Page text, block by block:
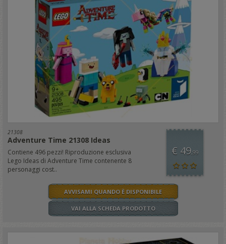
21308
Adventure Time 21308 Ideas
Contiene 496 pezzi! Riproduzione esclusiva
Lego Ideas di Adventure Time contenente 8
personaggi cost..
€ 49,99
AVVISAMI QUANDO È DISPONIBILE
VAI ALLA SCHEDA PRODOTTO